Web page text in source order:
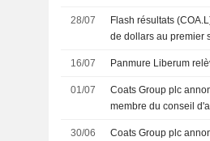
28/07
Flash résultats
de dollars au premier
16/07 Panmure Liberum
01/07
Coats Group plc
membre du conseil
30/06
Coats Group plc